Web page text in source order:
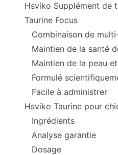
Hsviko Supplément de
Taurine Focus
Combinaison de
Maintien de la santé
Maintien de la peau
Formulé
Facile à administrer
Hsviko Taurine pour
Ingrédients
Analyse garantie
Dosage